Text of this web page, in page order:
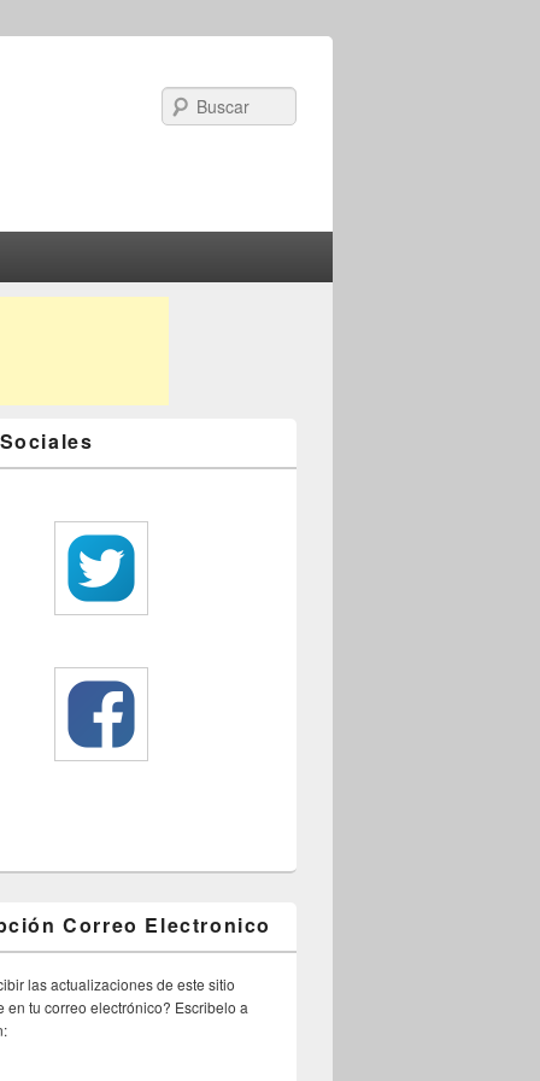
Correo Electronico
las actualizaciones de este sitio
en tu correo electrónico? Escribelo a